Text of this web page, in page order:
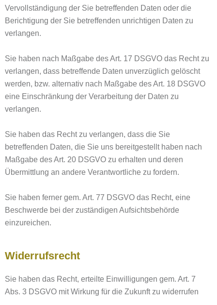
Vervollständigung der Sie betreffenden Daten oder die
Berichtigung der Sie betreffenden unrichtigen Daten zu
verlangen.
Sie haben nach Maßgabe des Art. 17 DSGVO das Recht zu
verlangen, dass betreffende Daten unverzüglich gelöscht
werden, bzw. alternativ nach Maßgabe des Art. 18 DSGVO
eine Einschränkung der Verarbeitung der Daten zu
verlangen.
Sie haben das Recht zu verlangen, dass die Sie
betreffenden Daten, die Sie uns bereitgestellt haben nach
Maßgabe des Art. 20 DSGVO zu erhalten und deren
Übermittlung an andere Verantwortliche zu fordern.
Sie haben ferner gem. Art. 77 DSGVO das Recht, eine
Beschwerde bei der zuständigen Aufsichtsbehörde
einzureichen.
Widerrufsrecht
Sie haben das Recht, erteilte Einwilligungen gem. Art. 7
Abs. 3 DSGVO mit Wirkung für die Zukunft zu widerrufen